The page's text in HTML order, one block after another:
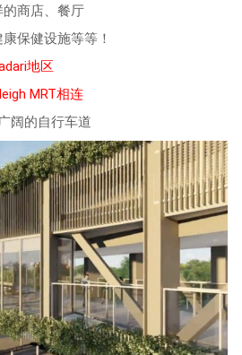
商店、餐厅
保健设施等等！
地区
MRT相连
阔的自行车道